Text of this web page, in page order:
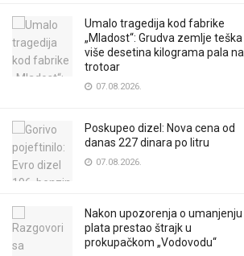
Umalo tragedija kod fabrike
„Mladost“: Grudva zemlje teška
više desetina kilograma pala na
trotoar
07.08.2026.
Poskupeo dizel: Nova cena od
danas 227 dinara po litru
07.08.2026.
Nakon upozorenja o umanjenju
plata prestao štrajk u
prokupačkom „Vodovodu“